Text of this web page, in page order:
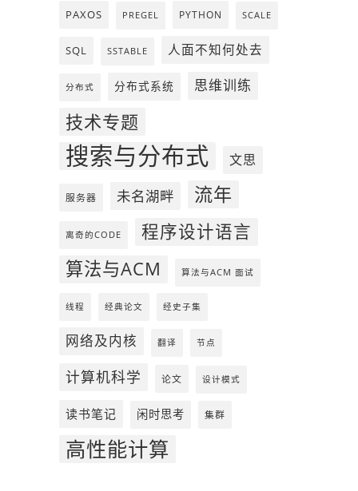
PAXOS PREGEL PYTHON SCALE
SQL SSTABLE 人面不知何处去
分布式 分布式系统 思维训练
技术专题
搜索与分布式 文思
服务器 未名湖畔 流年
离奇的CODE 程序设计语言
算法与ACM 算法与ACM 面试
线程 经典论文 经史子集
网络及内核 翻译 节点
计算机科学 论文 设计模式
读书笔记 闲时思考 集群
高性能计算